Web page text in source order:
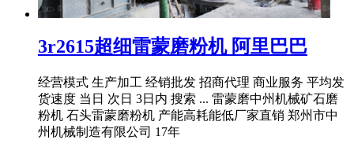
3r2615超细雷蒙磨粉机 阿里巴巴
经营模式 生产加工 经销批发 招商代理 商业服务 平均发
货速度 当日 次日 3日内 搜索 ... 雷蒙磨中州机械矿石磨
粉机 石头雷蒙磨粉机 产能高耗能低厂家直销 郑州市中
州机械制造有限公司 17年